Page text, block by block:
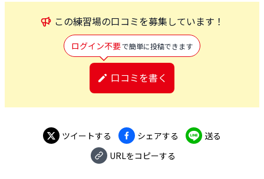
この練習場の口コミを募集しています！
ログイン不要で簡単に投稿できます
口コミを書く
ツイートする シェアする
送る
URLをコピーする